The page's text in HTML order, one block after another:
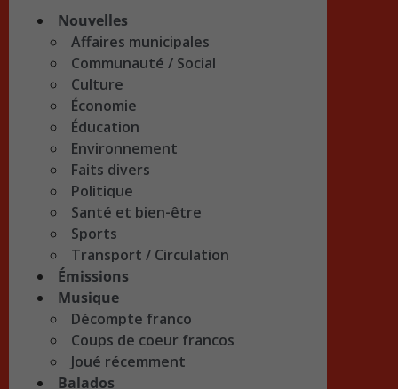
Nouvelles
Affaires municipales
Communauté / Social
Culture
Économie
Éducation
Environnement
Faits divers
Politique
Santé et bien-être
Sports
Transport / Circulation
Émissions
Musique
Décompte franco
Coups de coeur francos
Joué récemment
Balados